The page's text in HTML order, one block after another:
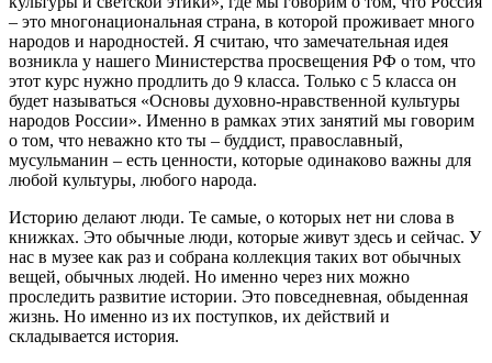
– это многонациональная страна, в которой проживает много
народов и народностей. Я считаю, что замечательная идея
возникла у нашего Министерства просвещения РФ о том, что
этот курс нужно продлить до 9 класса. Только с 5 класса он
будет называться «Основы духовно-нравственной культуры
народов России». Именно в рамках этих занятий мы говорим
о том, что неважно кто ты – буддист, православный,
мусульманин – есть ценности, которые одинаково важны для
любой культуры, любого народа.
Историю делают люди. Те самые, о которых нет ни слова в
книжках. Это обычные люди, которые живут здесь и сейчас. У
нас в музее как раз и собрана коллекция таких вот обычных
вещей, обычных людей. Но именно через них можно
проследить развитие истории. Это повседневная, обыденная
жизнь. Но именно из их поступков, их действий и
складывается история.